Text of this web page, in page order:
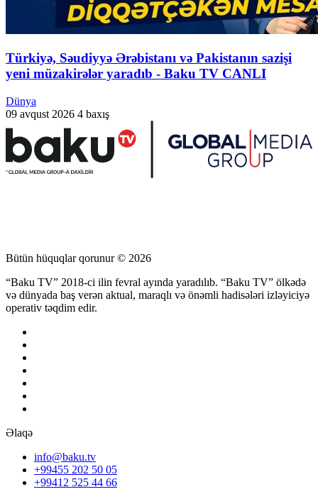
Türkiyə, Səudiyyə Ərəbistanı və Pakistanın sazişi
yeni müzakirələr yaradıb - Baku TV CANLI
Dünya
09 avqust 2026 4 baxış
Bütün hüquqlar qorunur © 2026
“Baku TV” 2018-ci ilin fevral ayında yaradılıb. “Baku TV” ölkədə
və dünyada baş verən aktual, maraqlı və önəmli hadisələri izləyiciyə
operativ təqdim edir.
Əlaqə
info@baku.tv
+99455 202 50 05
+99412 525 44 66